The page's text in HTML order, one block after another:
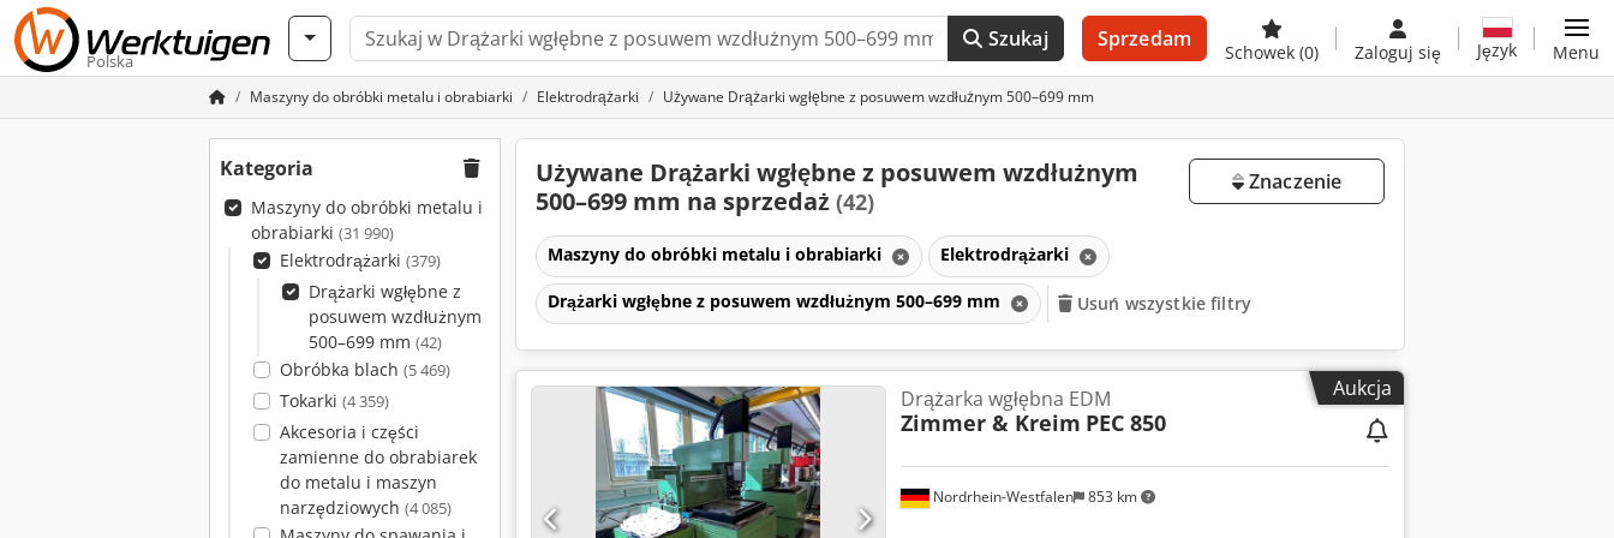
Polska
Szukaj Sprzedam
Schowek (0) Zaloguj się Język Menu
Maszyny do obróbki metalu i obrabiarki Elektrodrążarki Używane Drążarki wgłębne z posuwem wzdłużnym 500–699 mm
Kategoria
Maszyny do obróbki metalu i
obrabiarki (31 990)
Elektrodrążarki (379)
Drążarki wgłębne z
posuwem wzdłużnym
500–699 mm (42)
Obróbka blach (5 469)
Tokarki (4 359)
Akcesoria i części
zamienne do obrabiarek
do metalu i maszyn
narzędziowych (4 085)
Używane Drążarki wgłębne z posuwem wzdłużnym
500–699 mm na sprzedaż (42)
Znaczenie
Maszyny do obróbki metalu i obrabiarki Elektrodrążarki
Drążarki wgłębne z posuwem wzdłużnym 500–699 mm Usuń wszystkie filtry
Aukcja
Nordrhein-Westfalen 853 km
Drążarka wgłębna EDM
Zimmer & Kreim PEC 850